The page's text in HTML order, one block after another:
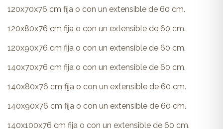
120x70x76 cm fija o con un extensible de 60 cm.
120x80x76 cm fija o con un extensible de 60 cm.
120x90x76 cm fija o con un extensible de 60 cm.
140x70x76 cm fija o con un extensible de 60 cm.
140x80x76 cm fija o con un extensible de 60 cm.
140x90x76 cm fija o con un extensible de 60 cm.
140x100x76 cm fija o con un extensible de 60 cm.